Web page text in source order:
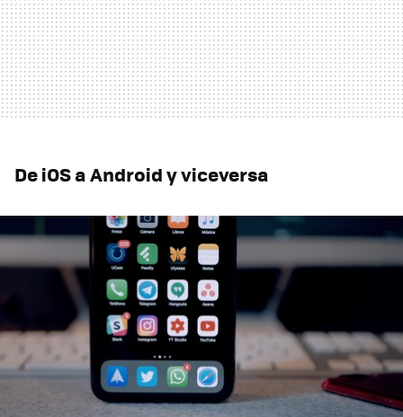
De iOS a Android y viceversa